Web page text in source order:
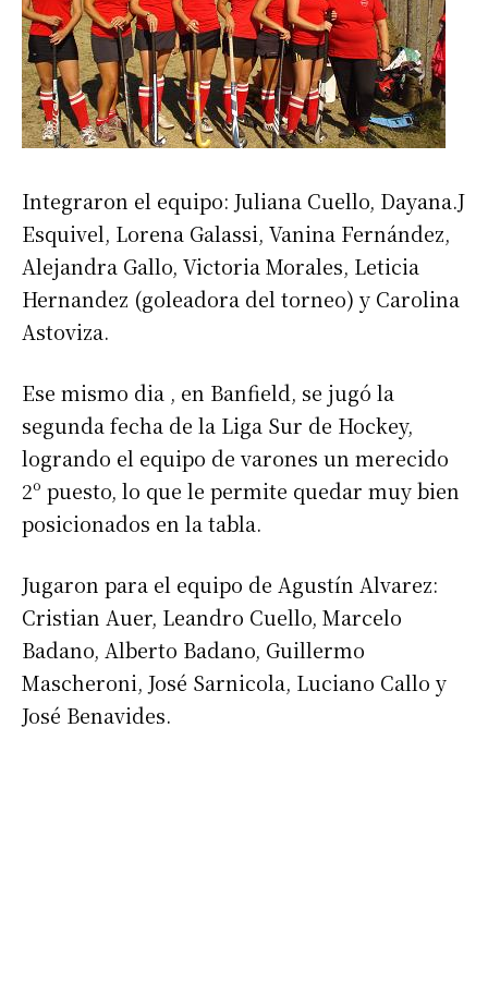
Integraron el equipo: Juliana Cuello, Dayana.J
Esquivel, Lorena Galassi, Vanina Fernández,
Alejandra Gallo, Victoria Morales, Leticia
Hernandez (goleadora del torneo) y Carolina
Astoviza.
Ese mismo dia , en Banfield, se jugó la
segunda fecha de la Liga Sur de Hockey,
logrando el equipo de varones un merecido
2º puesto, lo que le permite quedar muy bien
posicionados en la tabla.
Jugaron para el equipo de Agustín Alvarez:
Cristian Auer, Leandro Cuello, Marcelo
Badano, Alberto Badano, Guillermo
Mascheroni, José Sarnicola, Luciano Callo y
José Benavides.